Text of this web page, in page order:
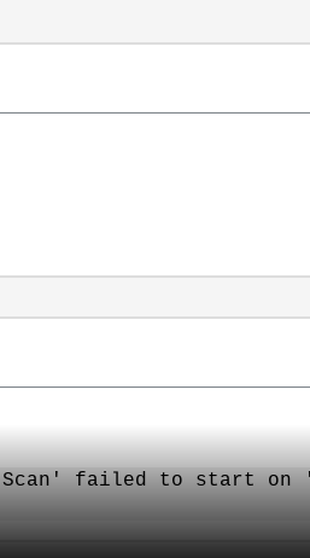
Scan' failed to start on